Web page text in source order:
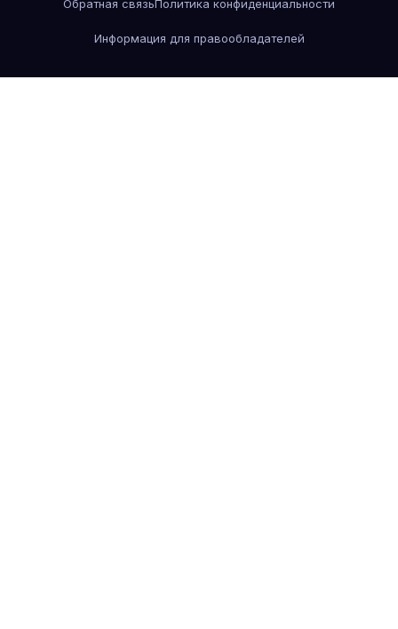
Обратная связьПолитика конфиденциальности
Информация для правообладателей